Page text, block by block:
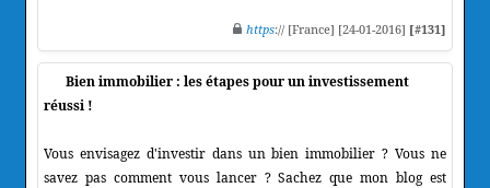
https:// [France] [24-01-2016] [#131]
Bien immobilier : les étapes pour un investissement
réussi !
Vous envisagez d'investir dans un bien immobilier ? Vous ne
savez pas comment vous lancer ? Sachez que mon blog est